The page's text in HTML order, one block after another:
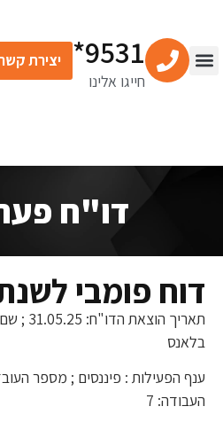
9531*
חייגו אלינו
יצירת
דו"ח
דוח פומבי לשנת
תאריך
בלאנס
ענף הפעילות : פיננסים ; מספר
העבודה: 7